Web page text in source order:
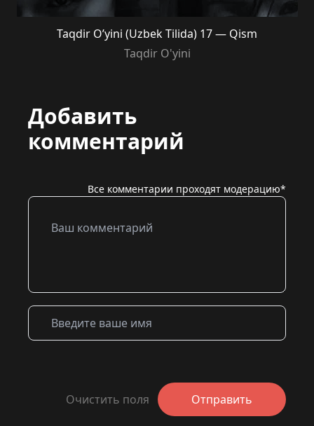
Taqdir O’yini (Uzbek Tilida) 17 — Qism
Taqdir O'yini
Добавить
комментарий
Все комментарии проходят модерацию*
Очистить поля Отправить